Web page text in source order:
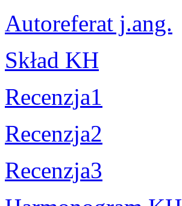
Autoreferat j.ang.
Skład KH
Recenzja1
Recenzja2
Recenzja3